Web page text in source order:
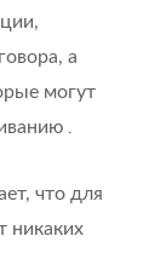
а
могут
что для
никаких